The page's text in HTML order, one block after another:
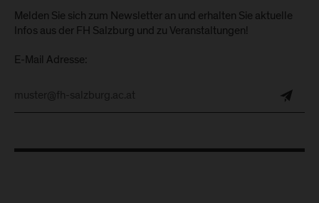
Melden Sie sich zum Newsletter an und erhalten Sie aktuelle
Infos aus der FH Salzburg und zu Veranstaltungen!
E-Mail Adresse: